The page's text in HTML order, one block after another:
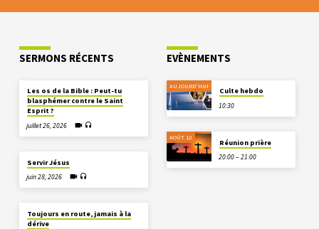
SERMONS RÉCENTS
Les os de la Bible : Peut-tu
blasphémer contre le Saint
Esprit ?
juillet 26, 2026
Servir Jésus
juin 28, 2026
Toujours en route, jamais à la
dérive
EVÈNEMENTS
AUJOURD'HUI
Culte hebdo
10:30
AOÛT 12
Réunion prière
20:00 – 21:00